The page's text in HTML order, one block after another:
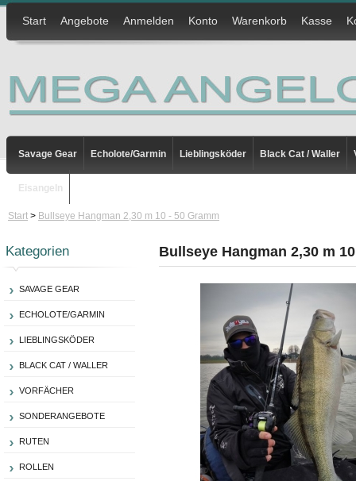
Start Angebote Anmelden Konto Warenkorb Kasse
Savage Gear Echolote/Garmin Lieblingsköder Black Cat / Waller
Eisangeln
Start > Bullseye Hangman 2,30 m 10 - 50 Gramm
Kategorien
SAVAGE GEAR
ECHOLOTE/GARMIN
LIEBLINGSKÖDER
BLACK CAT / WALLER
VORFÄCHER
SONDERANGEBOTE
RUTEN
ROLLEN
Bullseye Hangman 2,30 m